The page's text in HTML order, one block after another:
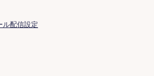
ル配信設定